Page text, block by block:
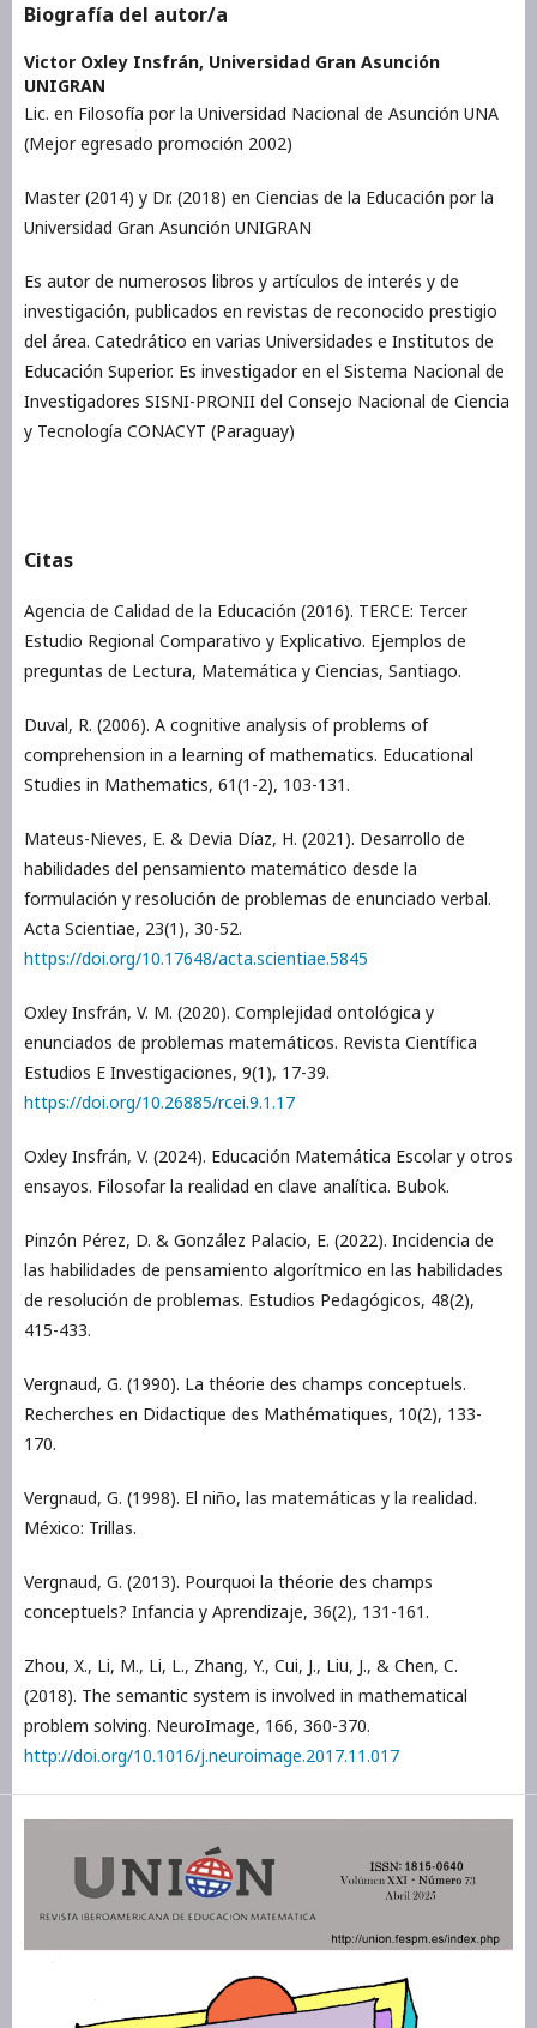
Biografía del autor/a
Victor Oxley Insfrán, Universidad Gran Asunción
UNIGRAN
Lic. en Filosofía por la Universidad Nacional de Asunción UNA
(Mejor egresado promoción 2002)
Master (2014) y Dr. (2018) en Ciencias de la Educación por la
Universidad Gran Asunción UNIGRAN
Es autor de numerosos libros y artículos de interés y de
investigación, publicados en revistas de reconocido prestigio
del área. Catedrático en varias Universidades e Institutos de
Educación Superior. Es investigador en el Sistema Nacional de
Investigadores SISNI-PRONII del Consejo Nacional de Ciencia
y Tecnología CONACYT (Paraguay)
Citas
Agencia de Calidad de la Educación (2016). TERCE: Tercer
Estudio Regional Comparativo y Explicativo. Ejemplos de
preguntas de Lectura, Matemática y Ciencias, Santiago.
Duval, R. (2006). A cognitive analysis of problems of
comprehension in a learning of mathematics. Educational
Studies in Mathematics, 61(1-2), 103-131.
Mateus-Nieves, E. & Devia Díaz, H. (2021). Desarrollo de
habilidades del pensamiento matemático desde la
formulación y resolución de problemas de enunciado verbal.
Acta Scientiae, 23(1), 30-52.
https://doi.org/10.17648/acta.scientiae.5845
Oxley Insfrán, V. M. (2020). Complejidad ontológica y
enunciados de problemas matemáticos. Revista Científica
Estudios E Investigaciones, 9(1), 17-39.
https://doi.org/10.26885/rcei.9.1.17
Oxley Insfrán, V. (2024). Educación Matemática Escolar y otros
ensayos. Filosofar la realidad en clave analítica. Bubok.
Pinzón Pérez, D. & González Palacio, E. (2022). Incidencia de
las habilidades de pensamiento algorítmico en las habilidades
de resolución de problemas. Estudios Pedagógicos, 48(2),
415-433.
Vergnaud, G. (1990). La théorie des champs conceptuels.
Recherches en Didactique des Mathématiques, 10(2), 133-
170.
Vergnaud, G. (1998). El niño, las matemáticas y la realidad.
México: Trillas.
Vergnaud, G. (2013). Pourquoi la théorie des champs
conceptuels? Infancia y Aprendizaje, 36(2), 131-161.
Zhou, X., Li, M., Li, L., Zhang, Y., Cui, J., Liu, J., & Chen, C.
(2018). The semantic system is involved in mathematical
problem solving. NeuroImage, 166, 360-370.
http://doi.org/10.1016/j.neuroimage.2017.11.017